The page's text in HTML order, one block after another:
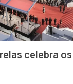
celebra